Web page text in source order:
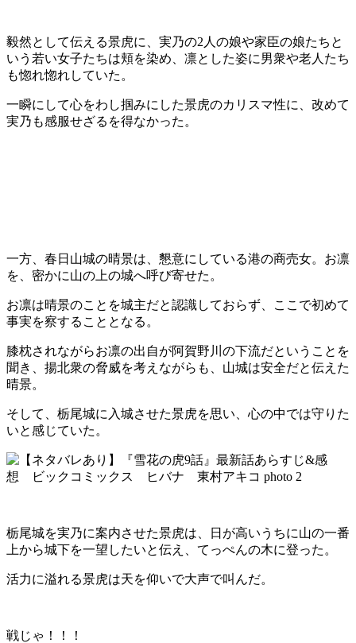
毅然として伝える景虎に、実乃の2人の娘や家臣の娘たちと
いう若い女子たちは頬を染め、凛とした姿に男衆や老人たち
も惚れ惚れしていた。
一瞬にして心をわし掴みにした景虎のカリスマ性に、改めて
実乃も感服せざるを得なかった。
一方、春日山城の晴景は、懇意にしている港の商売女。お凛
を、密かに山の上の城へ呼び寄せた。
お凛は晴景のことを城主だと認識しておらず、ここで初めて
事実を察することとなる。
膝枕されながらお凛の出自が阿賀野川の下流だということを
聞き、揚北衆の脅威を考えながらも、山城は安全だと伝えた
晴景。
そして、栃尾城に入城させた景虎を思い、心の中では守りた
いと感じていた。
栃尾城を実乃に案内させた景虎は、日が高いうちに山の一番
上から城下を一望したいと伝え、てっぺんの木に登った。
活力に溢れる景虎は天を仰いで大声で叫んだ。
戦じゃ！！！